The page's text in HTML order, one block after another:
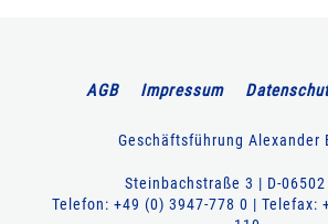
AGB Impressum
Geschäftsführung Alexander
Steinbachstraße 3 | D-06502
Telefon: +49 (0) 3947-778 0 | Telefax: